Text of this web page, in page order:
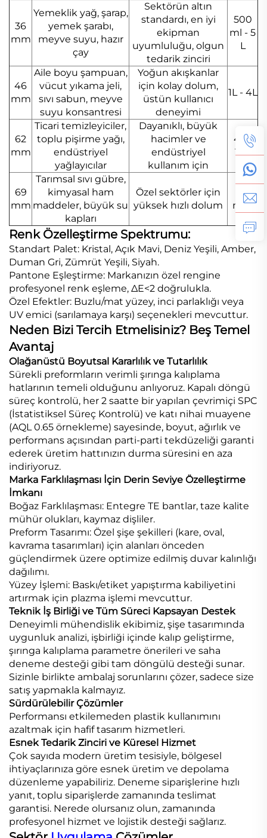
36
mm
Yemeklik yağ, şarap,
yemek şarabı,
meyve suyu, hazır
çay
Sektörün altın
standardı, en iyi
ekipman
uyumluluğu, olgun
tedarik zinciri
500
ml - 5
L
46
mm
Aile boyu şampuan,
vücut yıkama jeli,
sıvı sabun, meyve
suyu konsantresi
Yoğun akışkanlar
için kolay dolum,
üstün kullanıcı
deneyimi
1L - 4L
62
mm
Ticari temizleyiciler,
toplu pişirme yağı,
endüstriyel
yağlayıcılar
Dayanıklı, büyük
hacimler ve
endüstriyel
kullanım için
4L -
10L
69
mm
Tarımsal sıvı gübre,
kimyasal ham
maddeler, büyük su
kapları
Özel sektörler için
yüksek hızlı dolum
69
mm
Renk Özelleştirme Spektrumu:
Standart Palet: Kristal, Açık Mavi, Deniz Yeşili, Amber,
Duman Gri, Zümrüt Yeşili, Siyah.
Pantone Eşleştirme: Markanızın özel rengine
profesyonel renk eşleme, ΔE<2 doğrulukla.
Özel Efektler: Buzlu/mat yüzey, inci parlaklığı veya
UV emici (sarılamaya karşı) seçenekleri mevcuttur.
Neden Bizi Tercih Etmelisiniz? Beş Temel
Avantaj
Olağanüstü Boyutsal Kararlılık ve Tutarlılık
Sürekli preformların verimli şırınga kalıplama
hatlarının temeli olduğunu anlıyoruz. Kapalı döngü
süreç kontrolü, her 2 saatte bir yapılan çevrimiçi SPC
(İstatistiksel Süreç Kontrolü) ve katı nihai muayene
(AQL 0.65 örnekleme) sayesinde, boyut, ağırlık ve
performans açısından parti-parti tekdüzeliği garanti
ederek üretim hattınızın durma süresini en aza
indiriyoruz.
Marka Farklılaşması İçin Derin Seviye Özelleştirme
İmkanı
Boğaz Farklılaşması: Entegre TE bantlar, taze kalite
mühür olukları, kaymaz dişliler.
Preform Tasarımı: Özel şişe şekilleri (kare, oval,
kavrama tasarımları) için alanları önceden
güçlendirmek üzere optimize edilmiş duvar kalınlığı
dağılımı.
Yüzey İşlemi: Baskı/etiket yapıştırma kabiliyetini
artırmak için plazma işlemi mevcuttur.
Teknik İş Birliği ve Tüm Süreci Kapsayan Destek
Deneyimli mühendislik ekibimiz, şişe tasarımında
uygunluk analizi, işbirliği içinde kalıp geliştirme,
şırınga kalıplama parametre önerileri ve saha
deneme desteği gibi tam döngülü desteği sunar.
Sizinle birlikte ambalaj sorunlarını çözer, sadece size
satış yapmakla kalmayız.
Sürdürülebilir Çözümler
Performansı etkilemeden plastik kullanımını
azaltmak için hafif tasarım hizmetleri.
Esnek Tedarik Zinciri ve Küresel Hizmet
Çok sayıda modern üretim tesisiyle, bölgesel
ihtiyaçlarınıza göre esnek üretim ve depolama
düzenleme yapabiliriz. Deneme siparişlerine hızlı
yanıt, toplu siparişlerde zamanında teslimat
garantisi. Nerede olursanız olun, zamanında
profesyonel hizmet ve lojistik desteği sağlarız.